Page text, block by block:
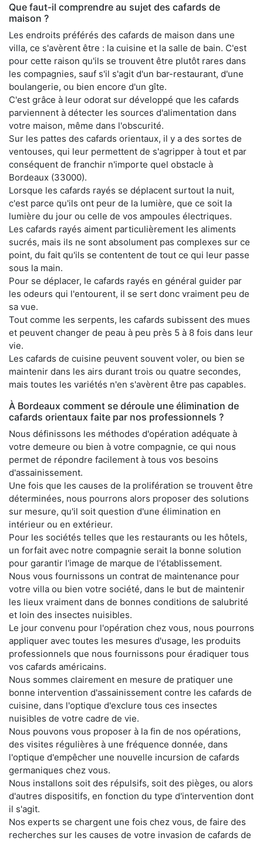
Que faut-il comprendre au sujet des cafards de
maison ?
Les endroits préférés des cafards de maison dans une
villa, ce s'avèrent être : la cuisine et la salle de bain. C'est
pour cette raison qu'ils se trouvent être plutôt rares dans
les compagnies, sauf s'il s'agit d'un bar-restaurant, d'une
boulangerie, ou bien encore d'un gîte.
C'est grâce à leur odorat sur développé que les cafards
parviennent à détecter les sources d'alimentation dans
votre maison, même dans l'obscurité.
Sur les pattes des cafards orientaux, il y a des sortes de
ventouses, qui leur permettent de s'agripper à tout et par
conséquent de franchir n'importe quel obstacle à
Bordeaux (33000).
Lorsque les cafards rayés se déplacent surtout la nuit,
c'est parce qu'ils ont peur de la lumière, que ce soit la
lumière du jour ou celle de vos ampoules électriques.
Les cafards rayés aiment particulièrement les aliments
sucrés, mais ils ne sont absolument pas complexes sur ce
point, du fait qu'ils se contentent de tout ce qui leur passe
sous la main.
Pour se déplacer, le cafards rayés en général guider par
les odeurs qui l'entourent, il se sert donc vraiment peu de
sa vue.
Tout comme les serpents, les cafards subissent des mues
et peuvent changer de peau à peu près 5 à 8 fois dans leur
vie.
Les cafards de cuisine peuvent souvent voler, ou bien se
maintenir dans les airs durant trois ou quatre secondes,
mais toutes les variétés n'en s'avèrent être pas capables.
À Bordeaux comment se déroule une élimination de
cafards orientaux faite par nos professionnels ?
Nous définissons les méthodes d'opération adéquate à
votre demeure ou bien à votre compagnie, ce qui nous
permet de répondre facilement à tous vos besoins
d'assainissement.
Une fois que les causes de la prolifération se trouvent être
déterminées, nous pourrons alors proposer des solutions
sur mesure, qu'il soit question d'une élimination en
intérieur ou en extérieur.
Pour les sociétés telles que les restaurants ou les hôtels,
un forfait avec notre compagnie serait la bonne solution
pour garantir l'image de marque de l'établissement.
Nous vous fournissons un contrat de maintenance pour
votre villa ou bien votre société, dans le but de maintenir
les lieux vraiment dans de bonnes conditions de salubrité
et loin des insectes nuisibles.
Le jour convenu pour l'opération chez vous, nous pourrons
appliquer avec toutes les mesures d'usage, les produits
professionnels que nous fournissons pour éradiquer tous
vos cafards américains.
Nous sommes clairement en mesure de pratiquer une
bonne intervention d'assainissement contre les cafards de
cuisine, dans l'optique d'exclure tous ces insectes
nuisibles de votre cadre de vie.
Nous pouvons vous proposer à la fin de nos opérations,
des visites régulières à une fréquence donnée, dans
l'optique d'empêcher une nouvelle incursion de cafards
germaniques chez vous.
Nous installons soit des répulsifs, soit des pièges, ou alors
d'autres dispositifs, en fonction du type d'intervention dont
il s'agit.
Nos experts se chargent une fois chez vous, de faire des
recherches sur les causes de votre invasion de cafards de